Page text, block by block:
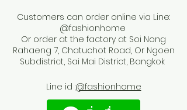
Customers can order online via Line:
@fashionhome
Or order at the factory at Soi Nong
Rahaeng 7, Chatuchot Road, Or Ngoen
Subdistrict, Sai Mai District, Bangkok
Line id :@fashionhome